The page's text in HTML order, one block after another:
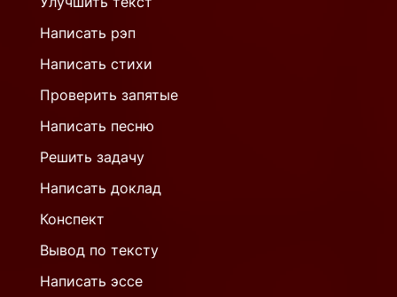
Написать рэп
Написать стихи
Проверить запятые
Написать песню
Решить задачу
Написать доклад
Конспект
Вывод по тексту
Написать эссе